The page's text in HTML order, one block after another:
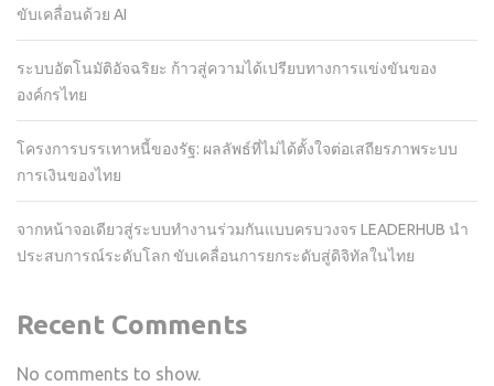
ขับเคลื่อนด้วย AI
ระบบอัตโนมัติอัจฉริยะ ก้าวสู่ความได้เปรียบทางการแข่งขันของ
องค์กรไทย
โครงการบรรเทาหนี้ของรัฐ: ผลลัพธ์ที่ไม่ได้ตั้งใจต่อเสถียรภาพระบบ
การเงินของไทย
จากหน้าจอเดียวสู่ระบบทำงานร่วมกันแบบครบวงจร LEADERHUB นำ
ประสบการณ์ระดับโลก ขับเคลื่อนการยกระดับสู่ดิจิทัลในไทย
Recent Comments
No comments to show.